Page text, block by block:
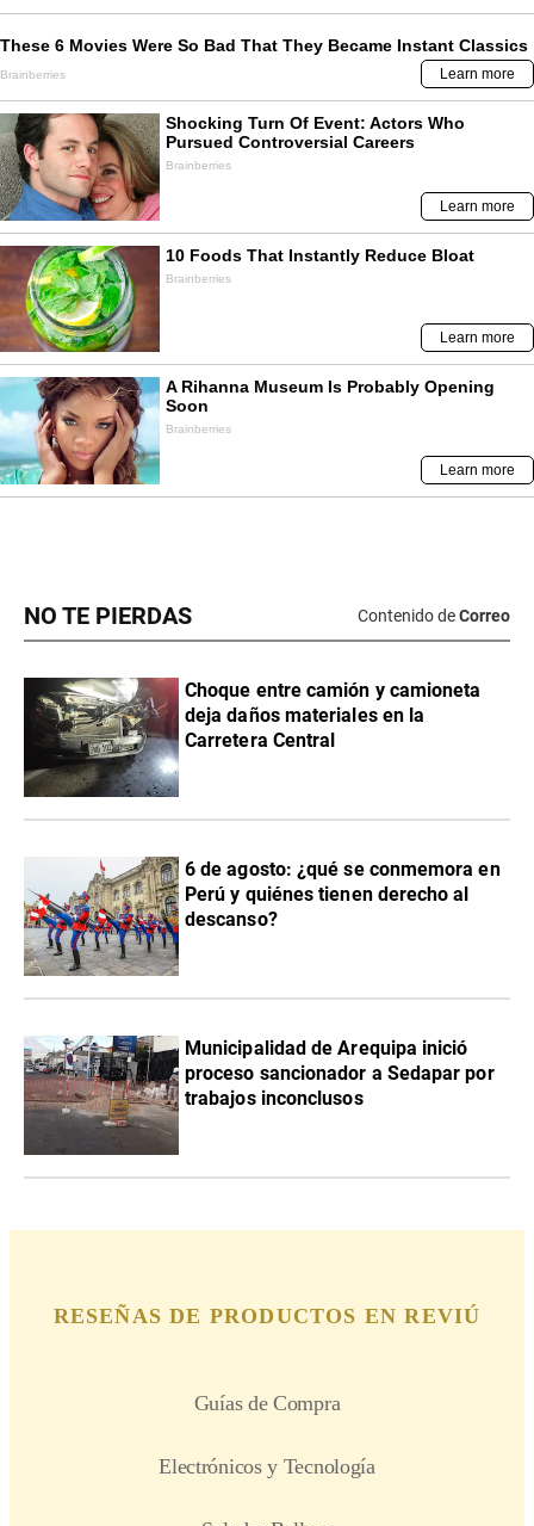
NO TE PIERDAS Contenido deCorreo
Choque entre camión y camioneta
deja daños materiales en la
Carretera Central
6 de agosto: ¿qué se conmemora en
Perú y quiénes tienen derecho al
descanso?
Municipalidad de Arequipa inició
proceso sancionador a Sedapar por
trabajos inconclusos